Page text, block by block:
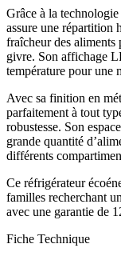
Grâce à la
assure une répartition
fraîcheur des
givre. Son affichage
température pour une
Avec sa finition en
parfaitement à tout
robustesse. Son
grande quantité
différents
Ce réfrigérateur
familles recherchant
avec une garantie de
Fiche Technique